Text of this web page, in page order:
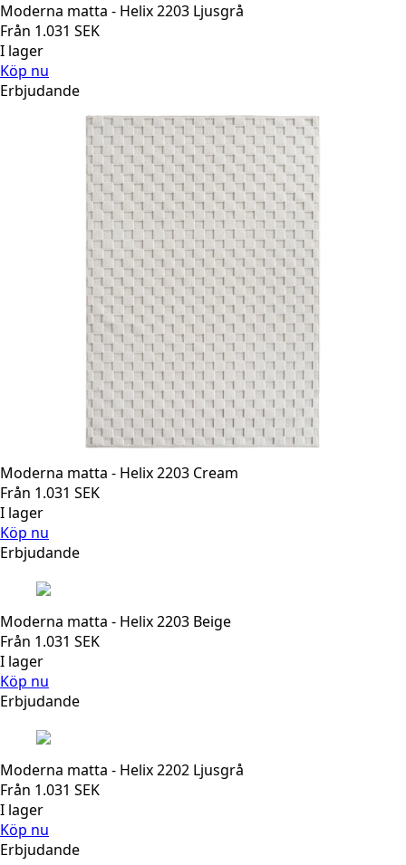
Moderna matta - Helix 2203 Ljusgrå
Från 1.031 SEK
I lager
Köp nu
Erbjudande
Moderna matta - Helix 2203 Cream
Från 1.031 SEK
I lager
Köp nu
Erbjudande
Moderna matta - Helix 2203 Beige
Från 1.031 SEK
I lager
Köp nu
Erbjudande
Moderna matta - Helix 2202 Ljusgrå
Från 1.031 SEK
I lager
Köp nu
Erbjudande